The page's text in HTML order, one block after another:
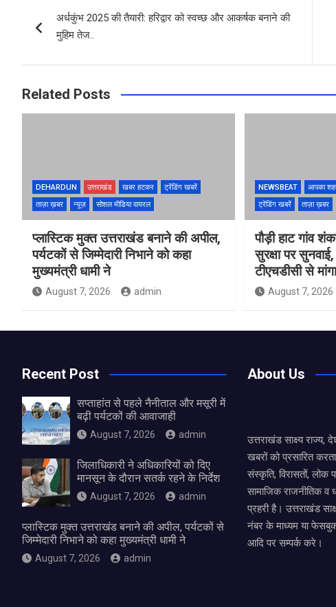
o
o
k
A
p
navigation
अर्धकुंभ 2025 की तैयारी: हरिद्वार को स्वच्छ और आकर्षक बनाने की
मुहिम तेज..
Related Posts
DEHARDUN उत्तराखंड खबर हटकर
ट्रेंडिंग खबरें
ताज़ा ख़बर
न्यूज़ सोशल मीडिया वायरल
प्लास्टिक मुक्त उत्तराखंड बनाने की अपील,
पर्यटकों से जिम्मेदारी निभाने को कहा
मुख्यमंत्री धामी ने
August 7, 2026 admin
NEWSBEAT आपका
ट्रेंडिंग खबरें
ताज़ा ख़बर
पौड़ी हाट गांव
सुरक्षा पर सुनवाई,
टीएचडीसी से
August 7, 2026
Recent Post
सप्ताहांत से पहले नैनीताल और मसूरी में
बढ़ी पर्यटकों की आवाजाही
August 7, 2026 admin
जिलाधिकारी ने अधिकारियों को दिए
मानसून के दौरान सतर्क रहने के निर्देश
August 7, 2026 admin
प्लास्टिक मुक्त उत्तराखंड बनाने की अपील, पर्यटकों से
जिम्मेदारी निभाने को कहा मुख्यमंत्री धामी ने
August 7, 2026 admin
About Us
उत्तराखंड साक्ष्य
खबरों को प्रसारित
संस्कृति, विरासतों,
सामाजिक राजनीतिक व
प्रहरी है। उत्तराखंड
नंबर के माध्यम या
आदि पर सम्पर्क करे।